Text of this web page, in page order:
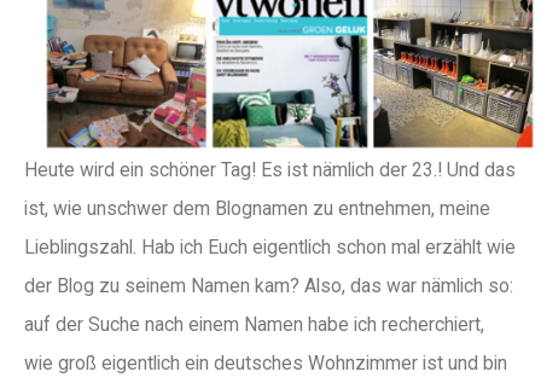
Heute wird ein schöner Tag! Es ist nämlich der 23.! Und das
ist, wie unschwer dem Blognamen zu entnehmen, meine
Lieblingszahl. Hab ich Euch eigentlich schon mal erzählt wie
der Blog zu seinem Namen kam? Also, das war nämlich so:
auf der Suche nach einem Namen habe ich recherchiert,
wie groß eigentlich ein deutsches Wohnzimmer ist und bin